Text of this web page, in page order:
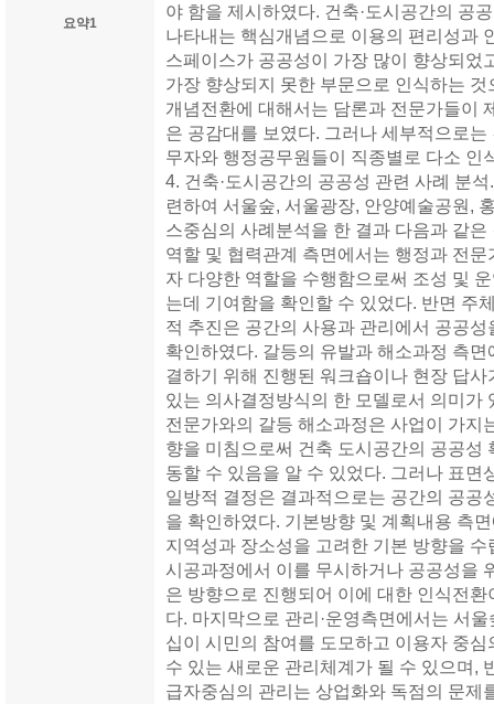
요약1
야 함을 제시하였다. 건축·도시공간의 공
나타내는 핵심개념으로 이용의 편리성과
스페이스가 공공성이 가장 많이 향상되었
가장 향상되지 못한 부문으로 인식하는
개념전환에 대해서는 담론과 전문가들이
은 공감대를 보였다. 그러나 세부적으로
무자와 행정공무원들이 직종별로 다소 인
4. 건축·도시공간의 공공성 관련 사례 분
련하여 서울숲, 서울광장, 안양예술공원,
스중심의 사례분석을 한 결과 다음과 같
역할 및 협력관계 측면에서는 행정과 전
자 다양한 역할을 수행함으로써 조성 및
는데 기여함을 확인할 수 있었다. 반면 주
적 추진은 공간의 사용과 관리에서 공공
확인하였다. 갈등의 유발과 해소과정 측
결하기 위해 진행된 워크숍이나 현장 답
있는 의사결정방식의 한 모델로서 의미가
전문가와의 갈등 해소과정은 사업이 가지
향을 미침으로써 건축 도시공간의 공공성
동할 수 있음을 알 수 있었다. 그러나 표면
일방적 결정은 결과적으로는 공간의 공공
을 확인하였다. 기본방향 및 계획내용 측
지역성과 장소성을 고려한 기본 방향을
시공과정에서 이를 무시하거나 공공성을
은 방향으로 진행되어 이에 대한 인식전
다. 마지막으로 관리·운영측면에서는 서
십이 시민의 참여를 도모하고 이용자 중
수 있는 새로운 관리체계가 될 수 있으며,
급자중심의 관리는 상업화와 독점의 문제